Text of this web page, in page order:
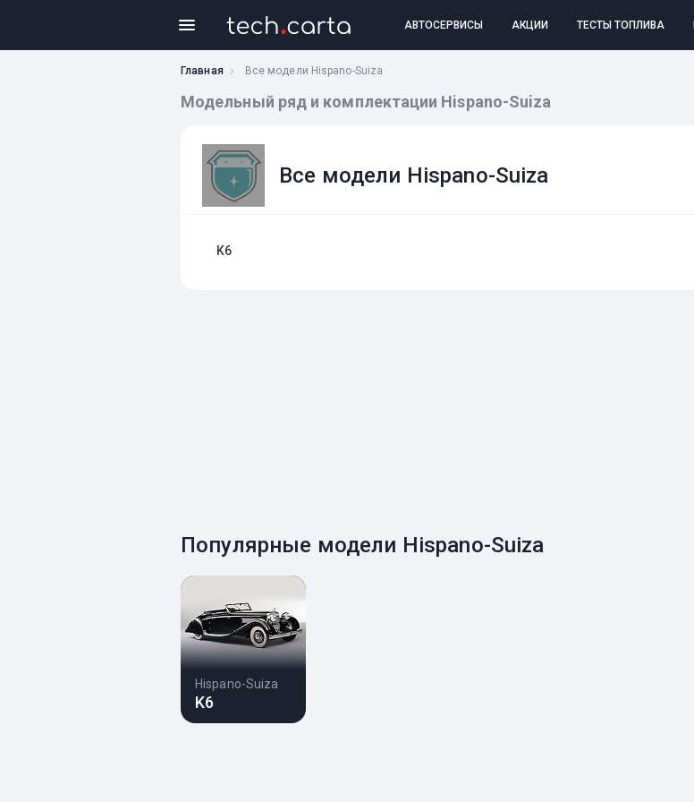
АВТОСЕРВИСЫ АКЦИИ ТЕСТЫ ТОПЛИВА
Главная Все модели Hispano-Suiza
Модельный ряд и комплектации Hispano-Suiza
Все модели Hispano-Suiza
K6
Популярные модели Hispano-Suiza
Hispano-Suiza
K6